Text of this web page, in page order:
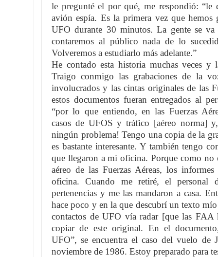
le pregunté el por qué, me respondió:
avión espía. Es la primera vez que hemos
UFO durante 30 minutos. La gente se
contaremos al público nada de lo
Volveremos a estudiarlo más adelante.”
He contado esta historia muchas veces y
Traigo conmigo las grabaciones de la
involucrados y las cintas originales de las
estos documentos fueran entregados al
“por lo que entiendo, en las Fuerzas
casos de UFOS y tráfico [aéreo norma]
ningún problema! Tengo una copia de la
es bastante interesante. Y también tengo
que llegaron a mi oficina. Porque como no
aéreo de las Fuerzas Aéreas, los
oficina. Cuando me retiré, el personal
pertenencias y me las mandaron a casa.
hace poco y en la que descubrí un texto
contactos de UFO vía radar [que las FAA
copiar de este original. En el
UFO”, se encuentra el caso del vuelo de
noviembre de 1986. Estoy preparado para